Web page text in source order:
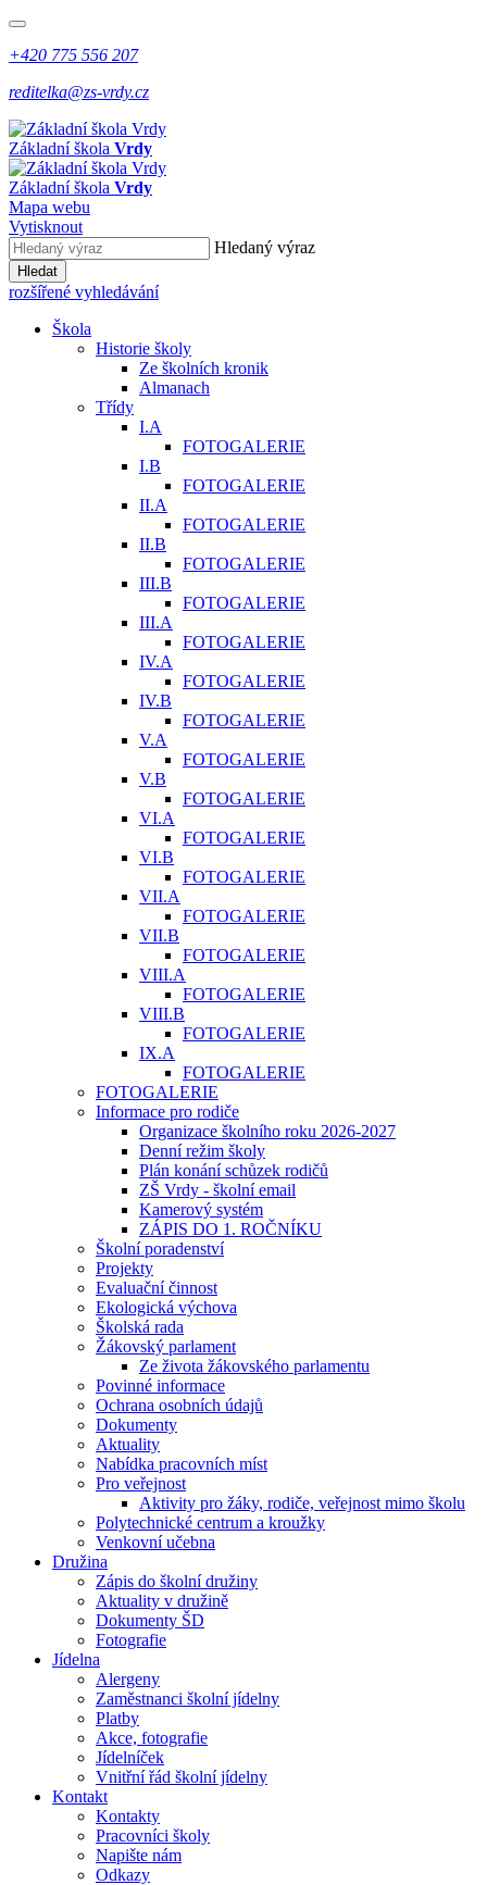
+420 775 556 207
reditelka@zs-vrdy.cz
Základní škola Vrdy
Základní škola Vrdy
Mapa webu
Vytisknout
Hledaný výraz
Hledat
rozšířené vyhledávání
Škola
Historie školy
Ze školních kronik
Almanach
Třídy
I.A
FOTOGALERIE
I.B
FOTOGALERIE
II.A
FOTOGALERIE
II.B
FOTOGALERIE
III.B
FOTOGALERIE
III.A
FOTOGALERIE
IV.A
FOTOGALERIE
IV.B
FOTOGALERIE
V.A
FOTOGALERIE
V.B
FOTOGALERIE
VI.A
FOTOGALERIE
VI.B
FOTOGALERIE
VII.A
FOTOGALERIE
VII.B
FOTOGALERIE
VIII.A
FOTOGALERIE
VIII.B
FOTOGALERIE
IX.A
FOTOGALERIE
FOTOGALERIE
Informace pro rodiče
Organizace školního roku 2026-2027
Denní režim školy
Plán konání schůzek rodičů
ZŠ Vrdy - školní email
Kamerový systém
ZÁPIS DO 1. ROČNÍKU
Školní poradenství
Projekty
Evaluační činnost
Ekologická výchova
Školská rada
Žákovský parlament
Ze života žákovského parlamentu
Povinné informace
Ochrana osobních údajů
Dokumenty
Aktuality
Nabídka pracovních míst
Pro veřejnost
Aktivity pro žáky, rodiče, veřejnost mimo školu
Polytechnické centrum a kroužky
Venkovní učebna
Družina
Zápis do školní družiny
Aktuality v družině
Dokumenty ŠD
Fotografie
Jídelna
Alergeny
Zaměstnanci školní jídelny
Platby
Akce, fotografie
Jídelníček
Vnitřní řád školní jídelny
Kontakt
Kontakty
Pracovníci školy
Napište nám
Odkazy